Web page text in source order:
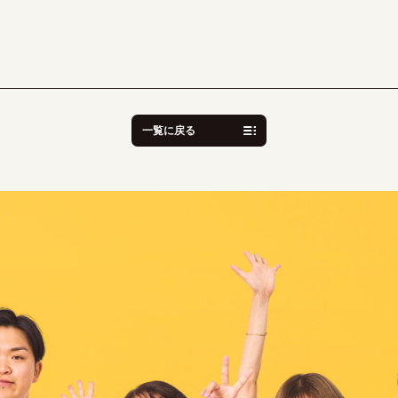
一覧に戻る